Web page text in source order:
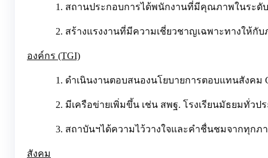
1. สถานประกอบการได้พนักงานที่มีคุณภาพในระดั
2. สร้างแรงงานที่มีความเชี่ยวชาญเฉพาะทางให้กั
องค์กร (TGI)
1. ดำเนินงานตอบสนองนโยบายการตอบแทนสังคม
2. มีเครือข่ายเพิ่มขึ้น เช่น สพฐ. โรงเรียนมัธยมทั่วปร
3. สถาบันฯได้ความไว้วางใจและคำชื่นชมจากทุกภ
สังคม